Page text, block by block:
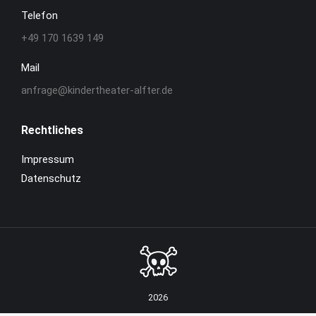
Telefon
+49 170 1639 149
Mail
anfrage@kindertheater-alfter.de
Rechtliches
Impressum
Datenschutz
2026